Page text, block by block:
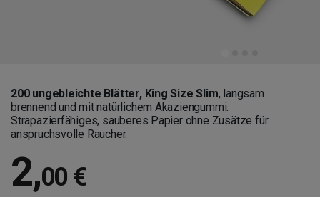
200 ungebleichte Blätter, King Size Slim, langsam
brennend und mit natürlichem Akaziengummi.
Strapazierfähiges, sauberes Papier ohne Zusätze für
anspruchsvolle Raucher.
2,00 €